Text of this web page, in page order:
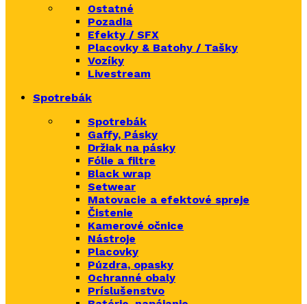
Ostatné
Pozadia
Efekty / SFX
Placovky & Batohy / Tašky
Vozíky
Livestream
Spotrebák
Spotrebák
Gaffy, Pásky
Držiak na pásky
Fólie a filtre
Black wrap
Setwear
Matovacie a efektové spreje
Čistenie
Kamerové očnice
Nástroje
Placovky
Púzdra, opasky
Ochranné obaly
Príslušenstvo